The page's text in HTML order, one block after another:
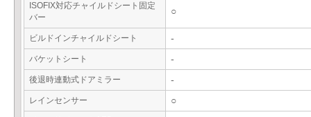
ISOFIX対応チャイルドシート固定
バー
○
ビルドインチャイルドシート -
バケットシート -
後退時連動式ドアミラー -
レインセンサー ○